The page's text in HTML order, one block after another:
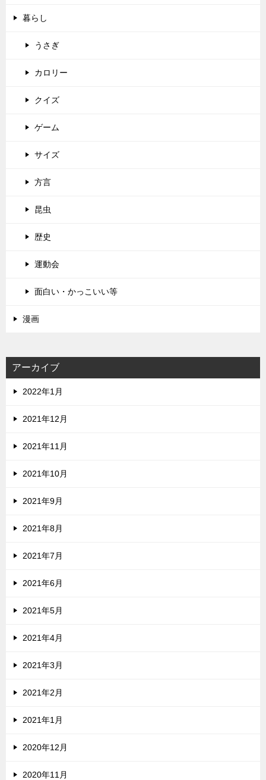
暮らし
うさぎ
カロリー
クイズ
ゲーム
サイズ
方言
昆虫
歴史
運動会
面白い・かっこいい等
漫画
アーカイブ
2022年1月
2021年12月
2021年11月
2021年10月
2021年9月
2021年8月
2021年7月
2021年6月
2021年5月
2021年4月
2021年3月
2021年2月
2021年1月
2020年12月
2020年11月